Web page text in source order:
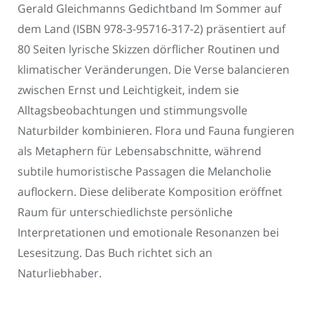
Gerald Gleichmanns Gedichtband Im Sommer auf
dem Land (ISBN 978-3-95716-317-2) präsentiert auf
80 Seiten lyrische Skizzen dörflicher Routinen und
klimatischer Veränderungen. Die Verse balancieren
zwischen Ernst und Leichtigkeit, indem sie
Alltagsbeobachtungen und stimmungsvolle
Naturbilder kombinieren. Flora und Fauna fungieren
als Metaphern für Lebensabschnitte, während
subtile humoristische Passagen die Melancholie
auflockern. Diese deliberate Komposition eröffnet
Raum für unterschiedlichste persönliche
Interpretationen und emotionale Resonanzen bei
Lesesitzung. Das Buch richtet sich an
Naturliebhaber.